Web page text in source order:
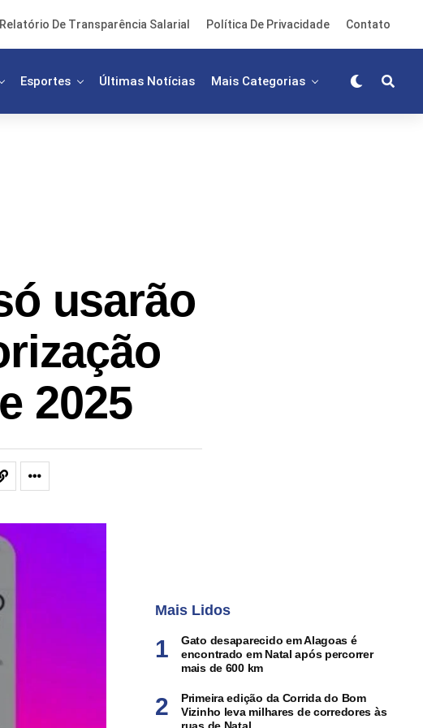
Relatório De Transparência Salarial Política De Privacidade Contato
Esportes Últimas Notícias Mais Categorias
usarão
2025
Mais Lidos
Gato desaparecido em Alagoas é
encontrado em Natal após percorrer
mais de 600 km
Primeira edição da Corrida do Bom
Vizinho leva milhares de corredores às